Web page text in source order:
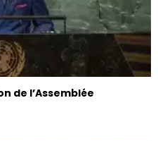
de l’Assemblée